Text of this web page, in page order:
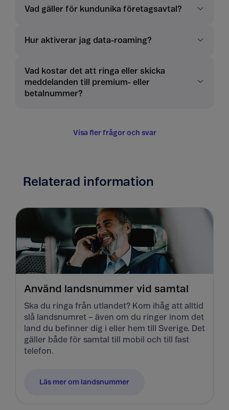
Vad gäller för kundunika företagsavtal?
Hur aktiverar jag data-roaming?
Vad kostar det att ringa eller skicka
meddelanden till premium- eller
betalnummer?
Visa fler frågor och svar
Relaterad information
Använd landsnummer vid samtal
Ska du ringa från utlandet? Kom ihåg att alltid
slå landsnumret – även om du ringer inom det
land du befinner dig i eller hem till Sverige. Det
gäller både för samtal till mobil och till fast
telefon.
Läs mer om landsnummer